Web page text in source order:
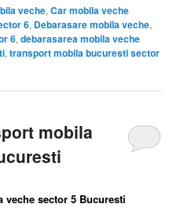
veche,Car mobila veche
6, Debarasare mobila veche,
6,debarasarea mobila veche
,transport mobila bucuresti sector
mobila
sector 5 Bucuresti